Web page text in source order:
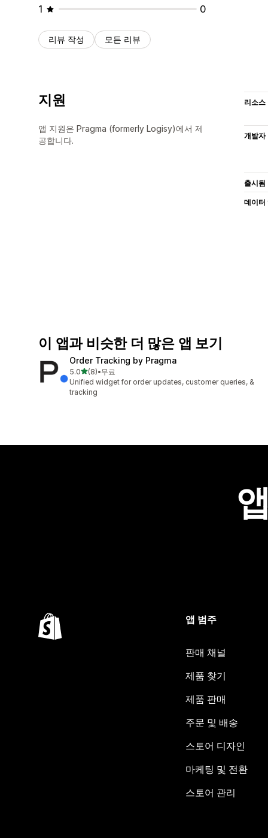
1
0
리뷰 작성 모든 리뷰
지원
앱 지원은 Pragma (formerly Logisy)에서 제
공합니다.
리소스
개발자
출시됨
데이터
이 앱과 비슷한 더 많은 앱 보기
Order Tracking by Pragma
5.0별 5개 중
(8)
총 리뷰 8개
•무료
Unified widget for order updates, customer queries, &
tracking
앱 범주
판매 채널
제품 찾기
제품 판매
주문 및 배송
스토어 디자인
마케팅 및 전환
스토어 관리